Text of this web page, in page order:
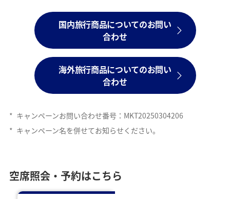
国内旅行商品についてのお問い
合わせ
海外旅行商品についてのお問い
合わせ
* キャンペーンお問い合わせ番号：MKT20250304206
* キャンペーン名を併せてお知らせください。
空席照会・予約はこちら